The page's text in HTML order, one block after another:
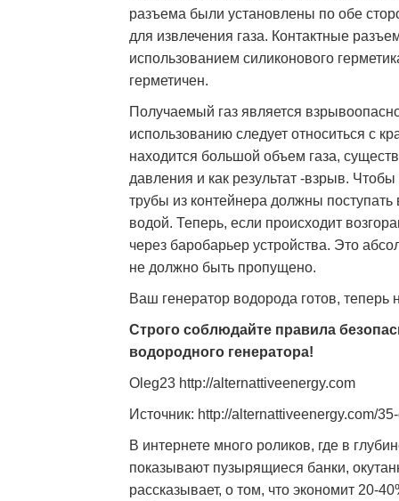
разъема были установлены по обе
для извлечения газа. Контактные
использованием силиконового
герметичен.
Получаемый газ является
использованию следует относиться с
находится большой объем газа,
давления и как результат -взрыв.
трубы из контейнера должны
водой. Теперь, если происходит
через баробарьер устройства. Это
не должно быть пропущено.
Ваш генератор водорода готов, теперь
Строго соблюдайте правила
водородного генератора!
Oleg23 http://alternattiveenergy.com
Источник: http://alternattiveenergy.com/
В интернете много роликов, где в
показывают пузырящиеся банки,
рассказывает, о том, что экономит 20-